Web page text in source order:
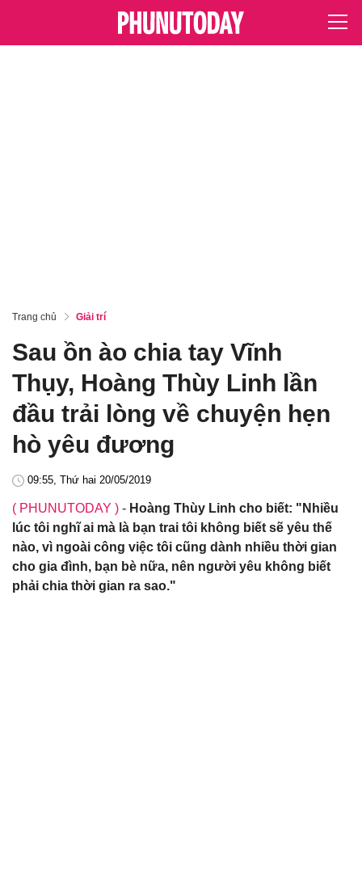
Trang chủ Giải trí
Sau ồn ào chia tay Vĩnh
Thụy, Hoàng Thùy Linh lần
đầu trải lòng về chuyện hẹn
hò yêu đương
09:55, Thứ hai 20/05/2019
( PHUNUTODAY ) - Hoàng Thùy Linh cho biết: "Nhiều
lúc tôi nghĩ ai mà là bạn trai tôi không biết sẽ yêu thế
nào, vì ngoài công việc tôi cũng dành nhiều thời gian
cho gia đình, bạn bè nữa, nên người yêu không biết
phải chia thời gian ra sao."